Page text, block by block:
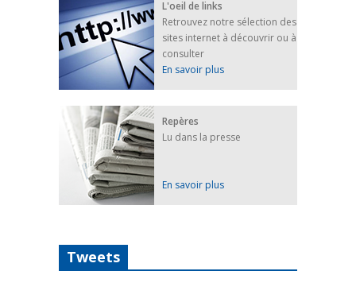
L'oeil de links
Retrouvez notre sélection des
sites internet à découvrir ou à
consulter
En savoir plus
Repères
Lu dans la presse
En savoir plus
Tweets